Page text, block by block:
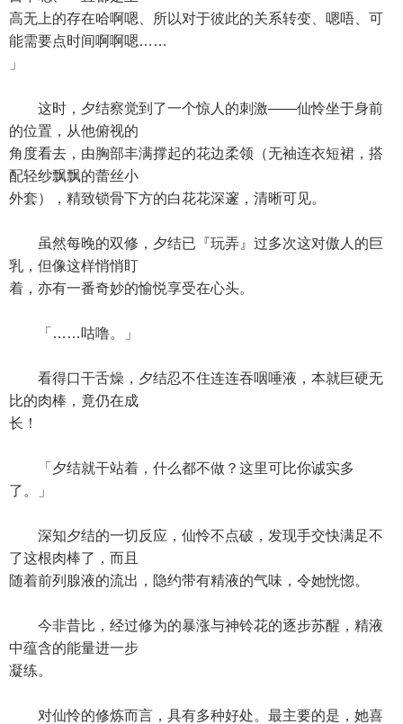
高无上的存在哈啊嗯、所以对于彼此的关系转变、嗯唔、可
能需要点时间啊啊嗯……
」
这时，夕结察觉到了一个惊人的刺激——仙怜坐于身前
的位置，从他俯视的
角度看去，由胸部丰满撑起的花边柔领（无袖连衣短裙，搭
配轻纱飘飘的蕾丝小
外套），精致锁骨下方的白花花深邃，清晰可见。
虽然每晚的双修，夕结已『玩弄』过多次这对傲人的巨
乳，但像这样悄悄盯
着，亦有一番奇妙的愉悦享受在心头。
「……咕噜。」
看得口干舌燥，夕结忍不住连连吞咽唾液，本就巨硬无
比的肉棒，竟仍在成
长！
「夕结就干站着，什么都不做？这里可比你诚实多
了。」
深知夕结的一切反应，仙怜不点破，发现手交快满足不
了这根肉棒了，而且
随着前列腺液的流出，隐约带有精液的气味，令她恍惚。
今非昔比，经过修为的暴涨与神铃花的逐步苏醒，精液
中蕴含的能量进一步
凝练。
对仙怜的修炼而言，具有多种好处。最主要的是，她喜